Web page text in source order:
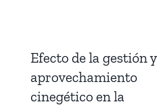
Efecto de la gestión y
aprovechamiento
cinegético en la